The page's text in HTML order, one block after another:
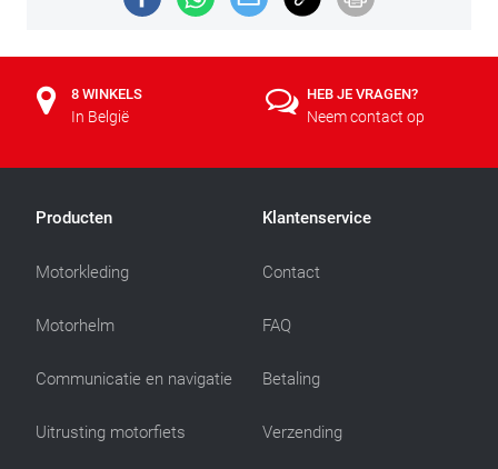
8 WINKELS
In België
HEB JE VRAGEN?
Neem contact op
Producten
Motorkleding
Motorhelm
Communicatie en navigatie
Uitrusting motorfiets
Klantenservice
Contact
FAQ
Betaling
Verzending